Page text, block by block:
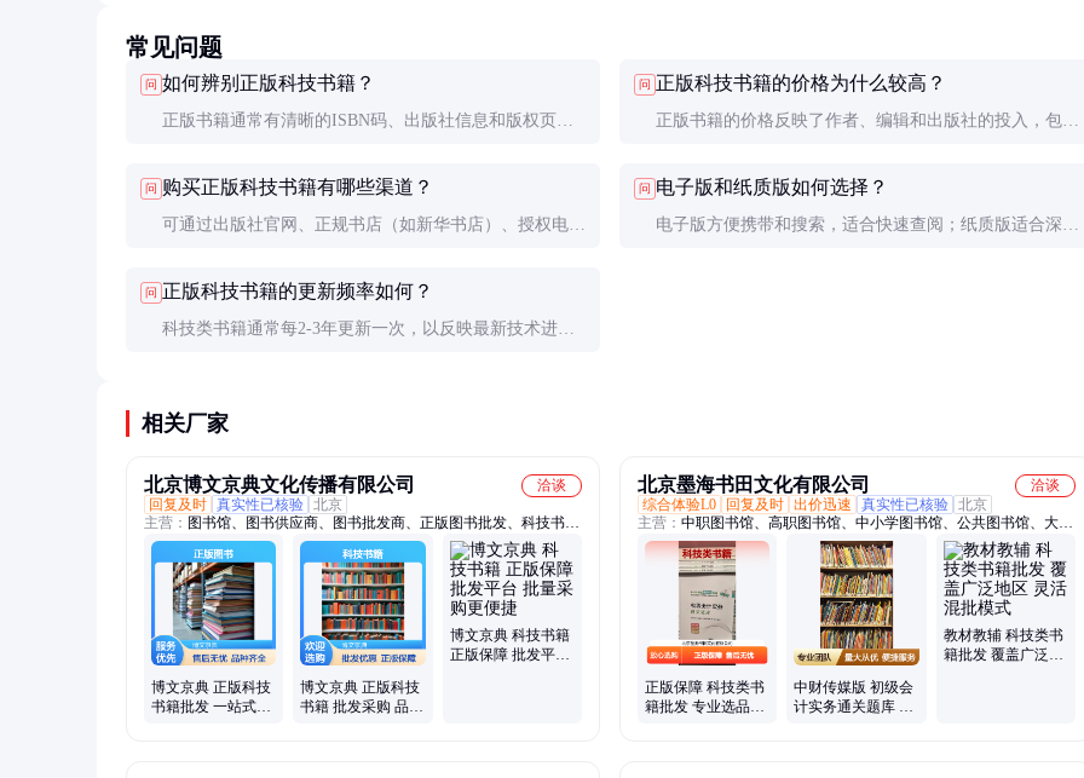
常见问题
问 如何辨别正版科技书籍？
正版书籍通常有清晰的ISBN码、出版社信息和版权页。
别字、图片模糊或装订不牢等问题。
问 正版科技书籍的价格为什么较高？
正版书籍的价格反映了作者、编辑和出版社的投入，包括
提供更好的售后服务和电子资源。
问 购买正版科技书籍有哪些渠道？
可通过出版社官网、正规书店（如新华书店）、授权电商
通过政府采购渠道批量采购。
问 电子版和纸质版如何选择？
电子版方便携带和搜索，适合快速查阅；纸质版适合深度
问 正版科技书籍的更新频率如何？
科技类书籍通常每2-3年更新一次，以反映最新技术进
相关厂家
北京博文京典文化传播有限公司
洽谈
回复及时 真实性已核验 北京
主营： 图书馆、图书供应商、图书批发商、正版图书批发、科技书籍
批发、企业书籍供应、图书批发、图书批发中心、文学小说批发、儿
童读物批发
博文京典 正版科技
书籍批发 一站式采
博文京典 正版科技
书籍 批发采购 品类
博文京典 科技书籍
正版保障 批发平台
北京墨海书田文化有限公司
洽谈
综合体验L0
回复及时 出价迅速 真实性已核验 北京
主营： 中职图书馆、高职图书馆、中小学图书馆、公共图书馆、大学
图书馆
正版保障 科技类书
籍批发 专业选品团
中财传媒版 初级会
计实务通关题库 科
教材教辅 科技类书
籍批发 覆盖广泛地